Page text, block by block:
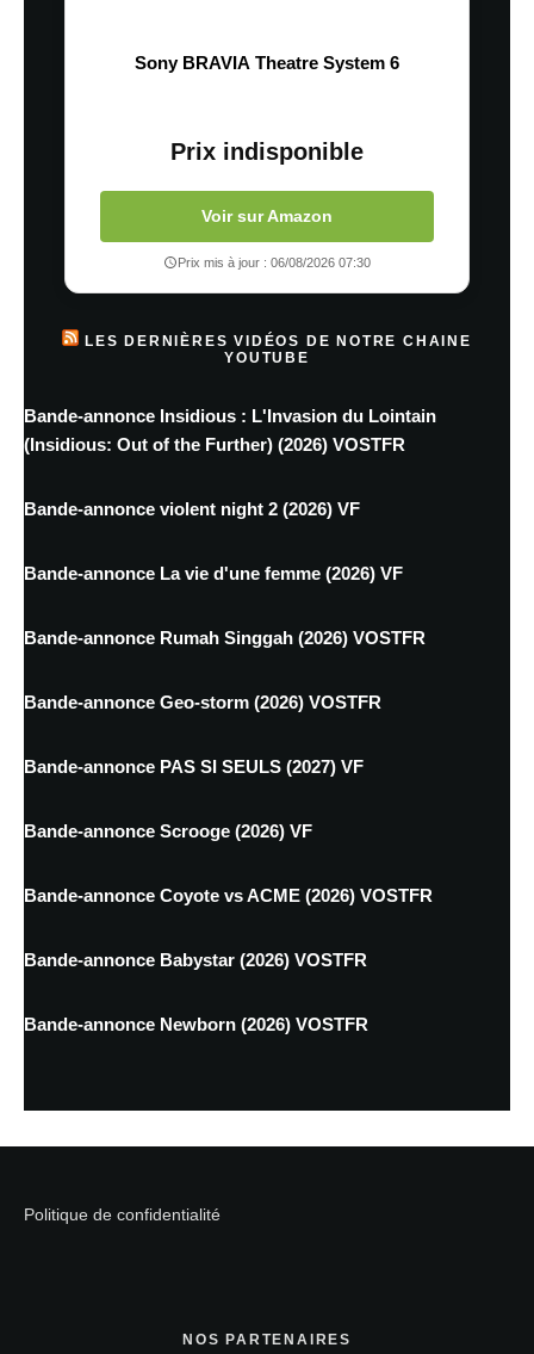
Sony BRAVIA Theatre System 6
Prix indisponible
Voir sur Amazon
Prix mis à jour : 06/08/2026 07:30
LES DERNIÈRES VIDÉOS DE NOTRE CHAINE
YOUTUBE
Bande-annonce Insidious : L'Invasion du Lointain
(Insidious: Out of the Further) (2026) VOSTFR
Bande-annonce violent night 2 (2026) VF
Bande-annonce La vie d'une femme (2026) VF
Bande-annonce Rumah Singgah (2026) VOSTFR
Bande-annonce Geo-storm (2026) VOSTFR
Bande-annonce PAS SI SEULS (2027) VF
Bande-annonce Scrooge (2026) VF
Bande-annonce Coyote vs ACME (2026) VOSTFR
Bande-annonce Babystar (2026) VOSTFR
Bande-annonce Newborn (2026) VOSTFR
Politique de confidentialité
NOS PARTENAIRES